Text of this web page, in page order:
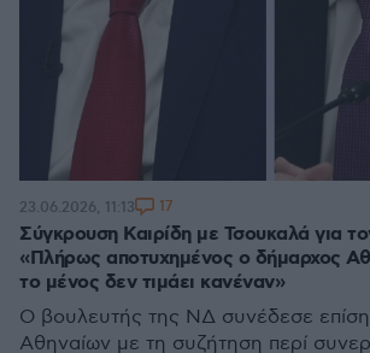
Σύγκρουση Καιρίδη με Τσουκαλά για
«Πλήρως αποτυχημένος ο δήμαρχος
το μένος δεν τιμάει κανέναν»
Ο βουλευτής της ΝΔ συνέδεσε
Αθηναίων με τη συζήτηση περί
23.06.2026, 11:13 17